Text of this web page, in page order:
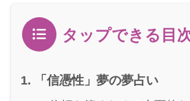
タップできる目
「信憑性」夢の夢占い